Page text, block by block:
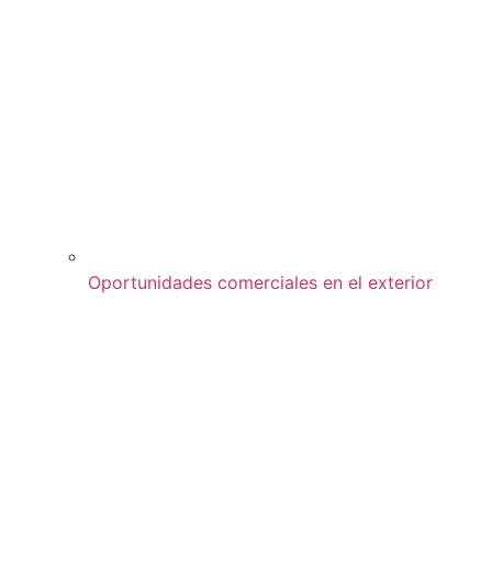
Oportunidades comerciales en el exterior